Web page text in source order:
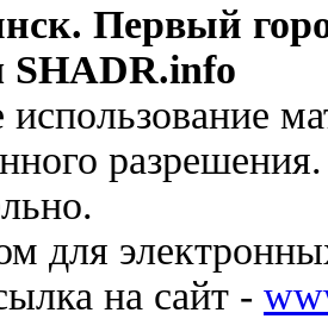
Первый
SHADR.info
для
на сайт -